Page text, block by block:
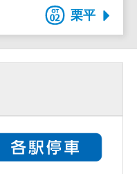
栗平